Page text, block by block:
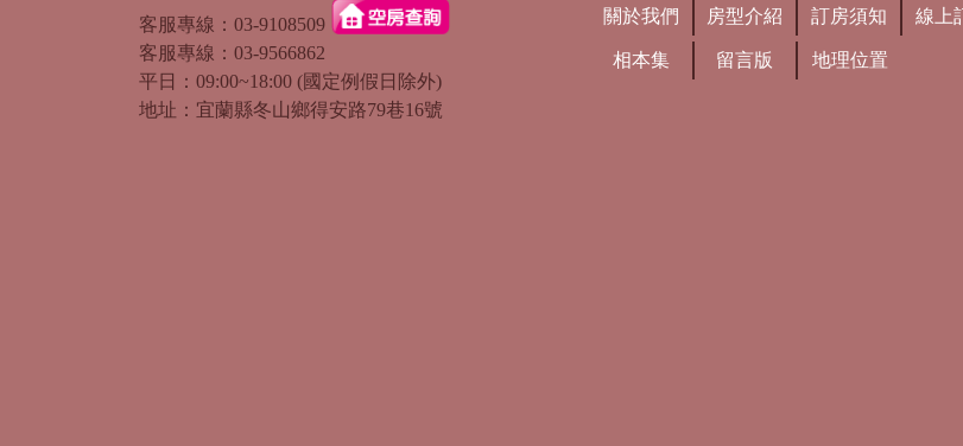
客服專線： 03-9108509
客服專線： 03-9566862
平日：09:00~18:00 (國定例假日除外)
地址：宜蘭縣冬山鄉得安路79巷16號
關於我們 房型介紹 訂房須知 線上
相本集 留言版 地理位置